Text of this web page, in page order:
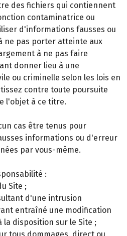
des fichiers qui contiennent
contaminatrice ou
d'informations fausses ou
ne pas porter atteinte aux
à ne pas faire
donner lieu à une
ou criminelle selon les lois en
contre toute poursuite
l'objet à ce titre.
cas être tenus pour
informations ou d'erreur
par vous-même.
:
Site ;
d'une intrusion
entraîné une modification
disposition sur le Site ;